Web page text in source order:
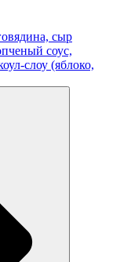
сыр
соус,
слоу (яблоко,